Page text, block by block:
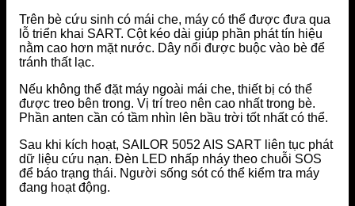
Trên bè cứu sinh có mái che, máy có thể được đưa qua
lỗ triển khai SART. Cột kéo dài giúp phần phát tín hiệu
nằm cao hơn mặt nước. Dây nổi được buộc vào bè để
tránh thất lạc.
Nếu không thể đặt máy ngoài mái che, thiết bị có thể
được treo bên trong. Vị trí treo nên cao nhất trong bè.
Phần anten cần có tầm nhìn lên bầu trời tốt nhất có thể.
Sau khi kích hoạt, SAILOR 5052 AIS SART liên tục phát
dữ liệu cứu nạn. Đèn LED nhấp nháy theo chuỗi SOS
để báo trạng thái. Người sống sót có thể kiểm tra máy
đang hoạt động.